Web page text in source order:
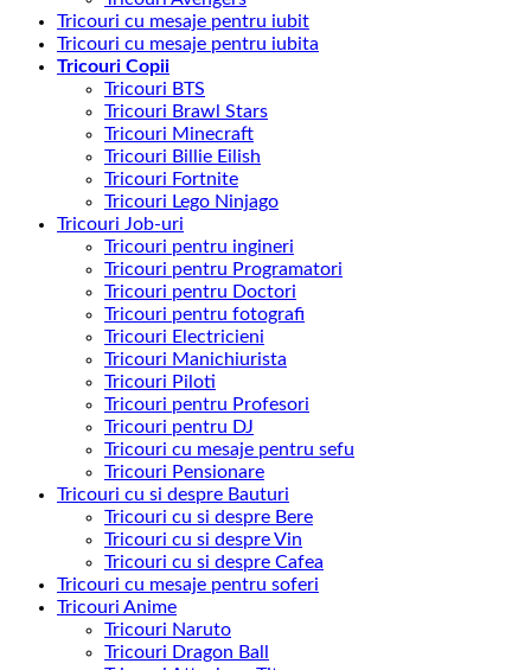
Tricouri cu mesaje pentru iubit
Tricouri cu mesaje pentru iubita
Tricouri Copii
Tricouri BTS
Tricouri Brawl Stars
Tricouri Minecraft
Tricouri Billie Eilish
Tricouri Fortnite
Tricouri Lego Ninjago
Tricouri Job-uri
Tricouri pentru ingineri
Tricouri pentru Programatori
Tricouri pentru Doctori
Tricouri pentru fotografi
Tricouri Electricieni
Tricouri Manichiurista
Tricouri Piloti
Tricouri pentru Profesori
Tricouri pentru DJ
Tricouri cu mesaje pentru sefu
Tricouri Pensionare
Tricouri cu si despre Bauturi
Tricouri cu si despre Bere
Tricouri cu si despre Vin
Tricouri cu si despre Cafea
Tricouri cu mesaje pentru soferi
Tricouri Anime
Tricouri Naruto
Tricouri Dragon Ball